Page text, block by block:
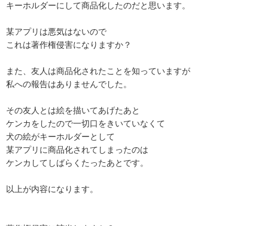
キーホルダーにして商品化したのだと思います。
某アプリは悪気はないので
これは著作権侵害になりますか？
また、友人は商品化されたことを知っていますが
私への報告はありませんでした。
その友人とは絵を描いてあげたあと
ケンカをしたので一切口をきいていなくて
犬の絵がキーホルダーとして
某アプリに商品化されてしまったのは
ケンカしてしばらくたったあとです。
以上が内容になります。